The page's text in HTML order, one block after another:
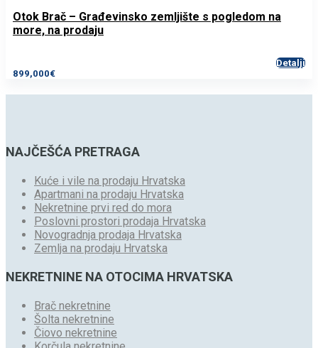
Otok Brač – Građevinsko zemljište s pogledom na
more, na prodaju
899,000€
Detalji
NAJČEŠĆA PRETRAGA
Kuće i vile na prodaju Hrvatska
Apartmani na prodaju Hrvatska
Nekretnine prvi red do mora
Poslovni prostori prodaja Hrvatska
Novogradnja prodaja Hrvatska
Zemlja na prodaju Hrvatska
NEKRETNINE NA OTOCIMA HRVATSKA
Brač nekretnine
Šolta nekretnine
Čiovo nekretnine